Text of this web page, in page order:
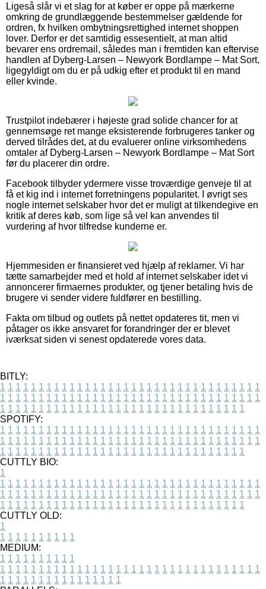
Ligeså slår vi et slag for at køber er oppe på mærkerne
omkring de grundlæggende bestemmelser gældende for
ordren, fx hvilken ombytningsrettighed internet shoppen
lover. Derfor er det samtidig essesentielt, at man altid
bevarer ens ordremail, således man i fremtiden kan eftervise
handlen af Dyberg-Larsen – Newyork Bordlampe – Mat Sort,
ligegyldigt om du er på udkig efter et produkt til en mand
eller kvinde.
Trustpilot indebærer i højeste grad solide chancer for at
gennemsøge ret mange eksisterende forbrugeres tanker og
derved tilrådes det, at du evaluerer online virksomhedens
omtaler af Dyberg-Larsen – Newyork Bordlampe – Mat Sort
før du placerer din ordre.
Facebook tilbyder ydermere visse troværdige genveje til at
få et kig ind i internet forretningens popularitet. I øvrigt ses
nogle internet selskaber hvor det er muligt at tilkendegive en
kritik af deres køb, som lige så vel kan anvendes til
vurdering af hvor tilfredse kunderne er.
Hjemmesiden er finansieret ved hjælp af reklamer. Vi har
tætte samarbejder med et hold af internet selskaber idet vi
annoncerer firmaernes produkter, og tjener betaling hvis de
brugere vi sender videre fuldfører en bestilling.
Fakta om tilbud og outlets på nettet opdateres tit, men vi
påtager os ikke ansvaret for forandringer der er blevet
iværksat siden vi senest opdaterede vores data.
BITLY:
1 1 1 1 1 1 1 1 1 1 1 1 1 1 1 1 1 1 1 1 1 1 1 1 1 1 1 1 1 1 1 1 1 1
1 1 1 1 1 1 1 1 1 1 1 1 1 1 1 1 1 1 1 1 1 1 1 1 1 1 1 1 1 1 1 1 1 1
1 1 1 1 1 1 1 1 1 1 1 1 1 1 1 1 1 1 1 1 1 1 1 1 1 1 1 1 1 1 1 1
SPOTIFY:
1 1 1 1 1 1 1 1 1 1 1 1 1 1 1 1 1 1 1 1 1 1 1 1 1 1 1 1 1 1 1 1 1 1
1 1 1 1 1 1 1 1 1 1 1 1 1 1 1 1 1 1 1 1 1 1 1 1 1 1 1 1 1 1 1 1 1 1
1 1 1 1 1 1 1 1 1 1 1 1 1 1 1 1 1 1 1 1 1 1 1 1 1 1 1 1 1 1 1 1
CUTTLY BIO:
1
1 1 1 1 1 1 1 1 1 1 1 1 1 1 1 1 1 1 1 1 1 1 1 1 1 1 1 1 1 1 1 1 1 1
1 1 1 1 1 1 1 1 1 1 1 1 1 1 1 1 1 1 1 1 1 1 1 1 1 1 1 1 1 1 1 1 1 1
1 1 1 1 1 1 1 1 1 1 1 1 1 1 1 1 1 1 1 1 1 1 1 1 1 1 1 1 1 1 1 1
CUTTLY OLD:
1
1 1 1 1 1 1 1 1 1 1
MEDIUM:
1 1 1 1 1 1 1 1 1 1
1 1 1 1 1 1 1 1 1 1 1 1 1 1 1 1 1 1 1 1 1 1 1 1 1 1 1 1 1 1 1 1 1 1
1 1 1 1 1 1 1 1 1 1 1 1 1 1 1 1